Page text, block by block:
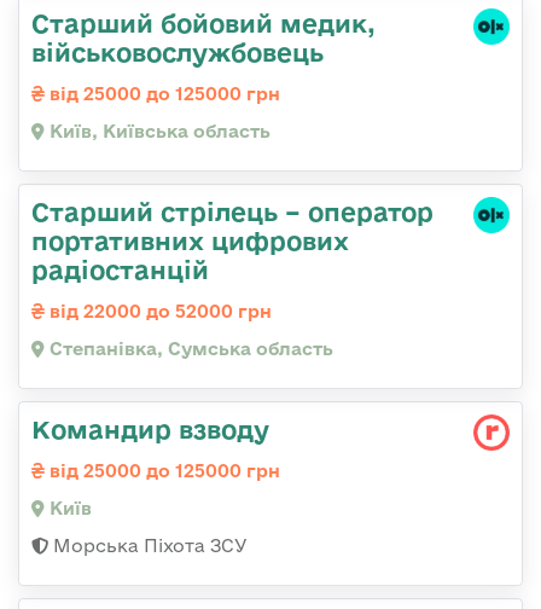
Старший бойовий медик,
військовослужбовець
від 25000 до 125000 грн
Київ, Київська область
Старший стрілець – оператор
портативних цифрових
радіостанцій
від 22000 до 52000 грн
Степанівка, Сумська область
Командир взводу
від 25000 до 125000 грн
Київ
Морська Піхота ЗСУ